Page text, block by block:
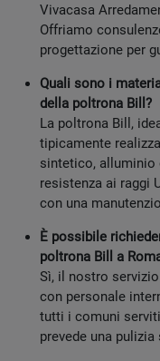
Vivacasa
Offriamo
progettazione per
Quali sono i
della poltrona Bill?
La poltrona Bill,
tipicamente
sintetico, alluminio
resistenza ai raggi
con una
È possibile
poltrona Bill a
Sì, il nostro
con personale
tutti i comuni
prevede una